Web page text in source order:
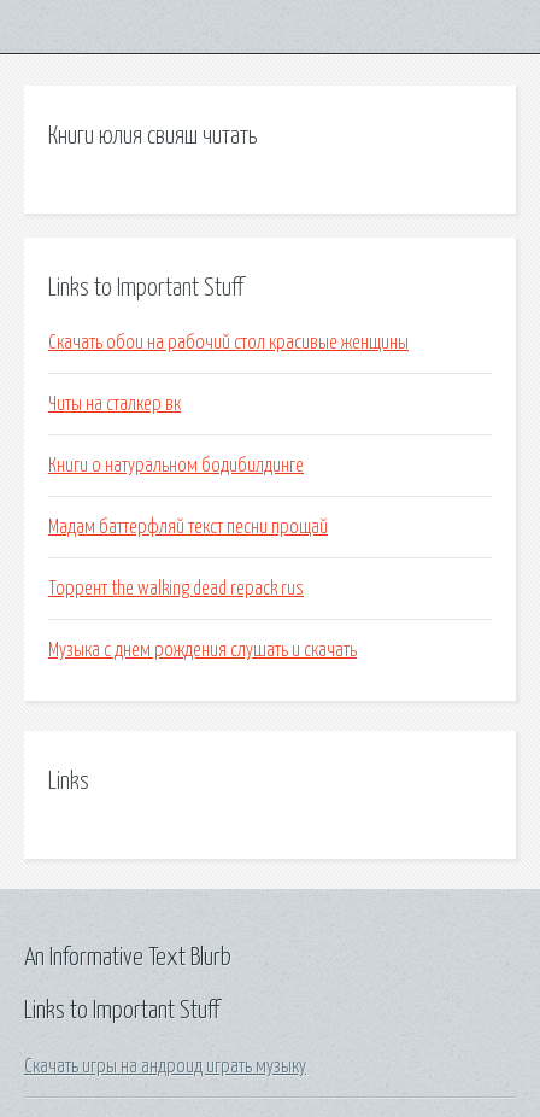
Книги юлия свияш читать
Links to Important Stuff
Скачать обои на рабочий стол красивые женщины
Читы на сталкер вк
Книги о натуральном бодибилдинге
Мадам баттерфляй текст песни прощай
Торрент the walking dead repack rus
Музыка с днем рождения слушать и скачать
Links
Links to Important Stuff
Скачать игры на андроид играть музыку
An Informative Text Blurb